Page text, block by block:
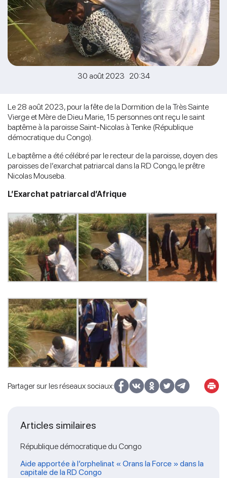
30 août 2023 20:34
Le 28 août 2023, pour la fête de la Dormition de la Très Sainte
Vierge et Mère de Dieu Marie, 15 personnes ont reçu le saint
baptême à la paroisse Saint-Nicolas à Tenke (République
démocratique du Congo).
Le baptême a été célébré par le recteur de la paroisse, doyen des
paroisses de l’exarchat patriarcal dans la RD Congo, le prêtre
Nicolas Mouseba.
L’Exarchat patriarcal d’Afrique
Partager sur les réseaux sociaux:
Articles similaires
République démocratique du Congo
Aide apportée à l’orphelinat « Orans la Force » dans la
capitale de la RD Congo